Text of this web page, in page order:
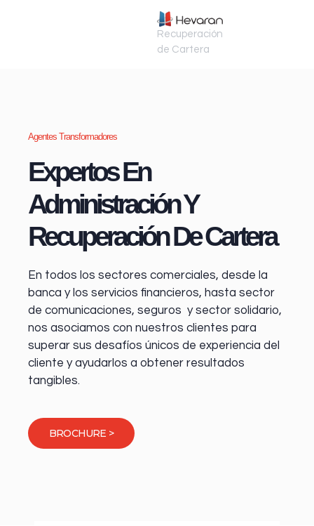
Recuperación
de Cartera
Agentes Transformadores
Expertos En
Administración Y
Recuperación De Cartera
En todos los sectores comerciales, desde la
banca y los servicios financieros, hasta sector
de comunicaciones, seguros y sector solidario,
nos asociamos con nuestros clientes para
superar sus desafíos únicos de experiencia del
cliente y ayudarlos a obtener resultados
tangibles.
BROCHURE >